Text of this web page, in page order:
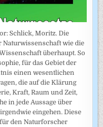
Schlick, Moritz. Die
wie die
überhaupt. So
für das Gebiet der
einen wesentlichen
die auf die Klärung
Kraft, Raum und Zeit,
in jede Aussage über
eingehen. Diese
den Naturforscher